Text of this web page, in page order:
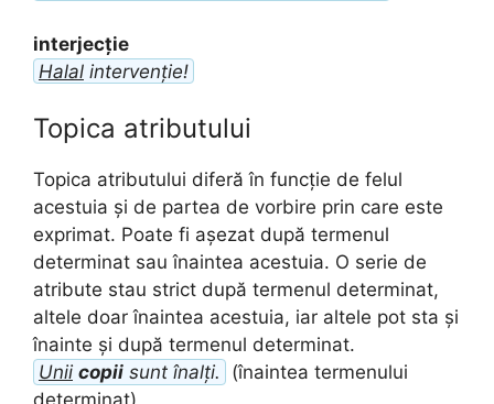
interjecție
Halal intervenție!
Topica atributului
Topica atributului diferă în funcție de felul
acestuia și de partea de vorbire prin care este
exprimat. Poate fi așezat după termenul
determinat sau înaintea acestuia. O serie de
atribute stau strict după termenul determinat,
altele doar înaintea acestuia, iar altele pot sta și
înainte și după termenul determinat.
Unii copii sunt înalți.
(înaintea termenului
determinat)